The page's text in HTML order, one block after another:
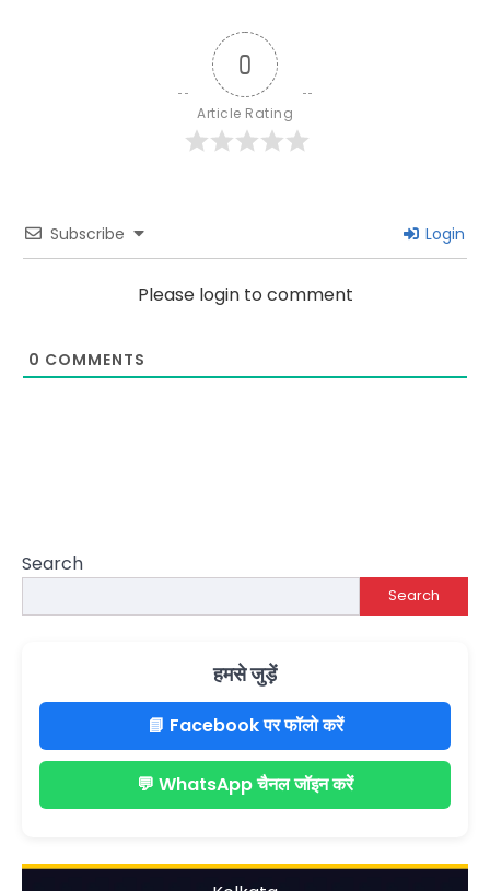
0
Article Rating
Subscribe Login
Please login to comment
0 COMMENTS
Search
Search
हमसे जुड़ें
📘 Facebook पर फॉलो करें
💬 WhatsApp चैनल जॉइन करें